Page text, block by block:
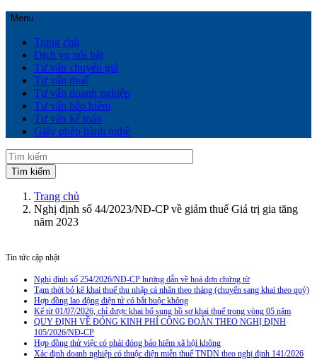
Menu
Trang chủ
Dịch vụ nổi bật
Tư vấn chuyển giá
Tư vấn thuế
Tư vấn doanh nghiệp
Tư vấn bảo hiểm
Tư vấn kế toán
Giấy phép hành nghề
Trang chủ
Nghị định số 44/2023/NĐ-CP về giảm thuế Giá trị gia tăng
năm 2023
Tin tức cập nhật
Nghị định số 254/2026/NĐ-CP hướng dẫn về hoá đơn chứng từ
Tạm thời bỏ kê khai thuế thu nhập cá nhân theo tháng (chuyển sang khai theo quý)
Hợp đồng lao động điện tử có bắt buộc không
Kể từ 01/07/2026, chỉ được khai bổ sung hồ sơ khai thuế trong vòng 05 năm
QUY ĐỊNH VỀ ĐÓNG KINH PHÍ CÔNG ĐOÀN THEO NGHỊ ĐỊNH
105/2026/NĐ-CP
Hợp đồng thử việc có phải đóng bảo hiểm xã hội không
Xác định doanh nghiệp có thuộc diện miễn thuế TNDN theo nghị định 141/2026